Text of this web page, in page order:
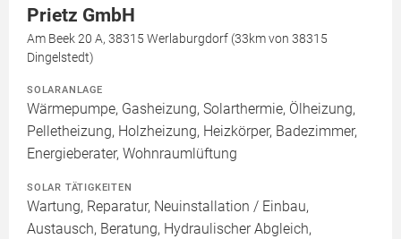
Prietz GmbH
Am Beek 20 A, 38315 Werlaburgdorf (33km von 38315
Dingelstedt)
SOLARANLAGE
Wärmepumpe, Gasheizung, Solarthermie, Ölheizung,
Pelletheizung, Holzheizung, Heizkörper, Badezimmer,
Energieberater, Wohnraumlüftung
SOLAR TÄTIGKEITEN
Wartung, Reparatur, Neuinstallation / Einbau,
Austausch, Beratung, Hydraulischer Abgleich,